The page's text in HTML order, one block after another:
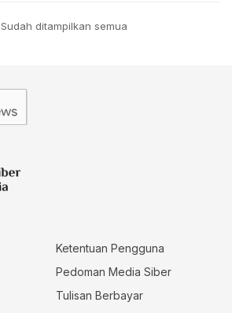
Sudah ditampilkan semua
Ketentuan Pengguna
Pedoman Media Siber
Tulisan Berbayar